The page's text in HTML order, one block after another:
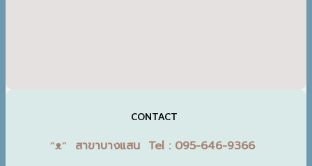
CONTACT
ᵔᴥᵔ สาขาบางแสน Tel : 095-646-9366